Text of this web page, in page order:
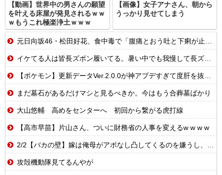
【動画】世界中の男さんの願望
を叶える床屋が発見されるｗｗ
ｗもうこれ極楽浄土ｗｗｗ
【画像】女子アナさん、朝から
うっかり見せてしまう
元日向坂46・松田好花、食中毒で「腹痛とおう吐と下痢が止まらない」原因は夏の風物詩だった
イケてる人は皆長ズボン履いてる。暑い中でも我慢して長ズボン履いてる。半ズボンはモテ無い。厳しいって
【ポケモン】更新データVer.2.0.0が神アプデすぎて度肝を抜かれるトレーナーたちの反応集
まだ墓石があるだけマシと見るべきか。今はもう合葬墓ばかり
大山悠輔 高めをセンターへ 初回から繋がる虎打線
【高市早苗】片山さん、ついに財務省の人事を変えるw w w w
2/2【バカの壁】嫁は俺母がアポなし凸してくるのを嫌うし、母は悪意があってか平気で繰り返す。なぜ嫁姑は仲良くできないんだ？なんで女って生き物はこうもバカで感情的なのだろうか？
攻殻機動隊見てるんやが